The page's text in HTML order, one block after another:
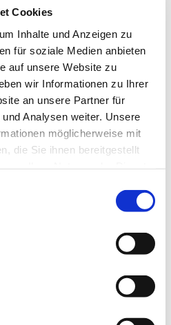
Cookies
Inhalte und Anzeigen zu
für soziale Medien anbieten
auf unsere Website zu
wir Informationen zu Ihrer
an unsere Partner für
Analysen weiter. Unsere
möglicherweise mit
die Sie ihnen bereitgestellt
© Miriam Graf
September 2026,